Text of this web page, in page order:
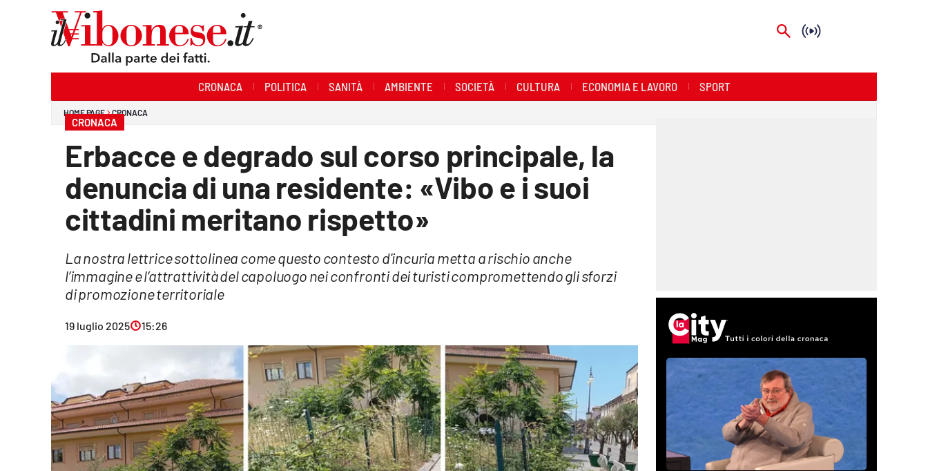
Economia e Lavoro
Streaming
Lac Network
CRONACA POLITICA SANITÀ AMBIENTE SOCIETÀ CULTURA ECONOMIA E LAVORO SPORT
HOME PAGE CRONACA
CRONACA
Erbacce e degrado sul corso principale, la
denuncia di una residente: «Vibo e i suoi
cittadini meritano rispetto»
La nostra lettrice sottolinea come questo contesto d'incuria metta a rischio anche
l’immagine e l’attrattività del capoluogo nei confronti dei turisti compromettendo gli sforzi
di promozione territoriale
19 luglio 2025 15:26